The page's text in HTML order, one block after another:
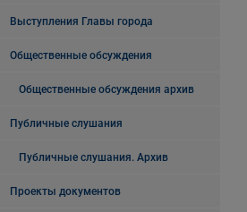
Выступления Главы города
Общественные обсуждения
Общественные обсуждения архив
Публичные слушания
Публичные слушания. Архив
Проекты документов